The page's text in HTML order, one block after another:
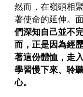
然而，在嶺頭相
著使命的延伸。
們深知自己並不
而，正是因為經
著這份體恤，走
學習慢下來、聆
心。